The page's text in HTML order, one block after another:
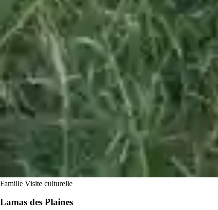
Famille Visite culturelle
Lamas des Plaines